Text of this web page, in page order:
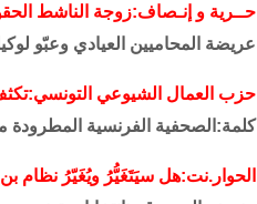
حــرية و إنـصاف:زوجة الناشط
عريضة المحاميين العيادي وعبّو
حزب العمال الشيوعي
كلمة:الصحفية الفرنسية
الحوار.نت:هل سيَتَغَيُّرُ ويُغَيّرُ نظام بن